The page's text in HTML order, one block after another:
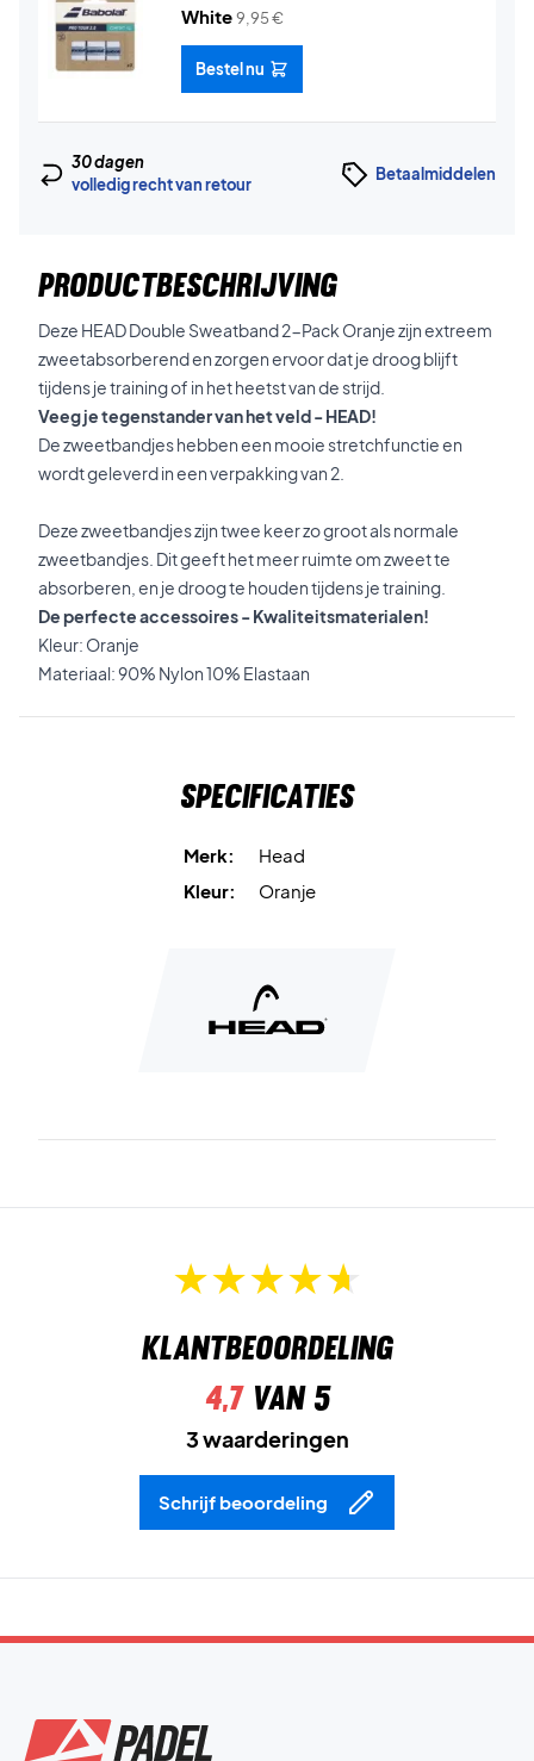
White9,95€
Bestel nu
30 dagen
volledig recht van retour
Betaalmiddelen
PRODUCTBESCHRIJVING
Deze HEAD Double Sweatband 2-Pack Oranje zijn extreem
zweetabsorberend en zorgen ervoor dat je droog blijft
tijdens je training of in het heetst van de strijd.
Veeg je tegenstander van het veld - HEAD!
De zweetbandjes hebben een mooie stretchfunctie en
wordt geleverd in een verpakking van 2.
Deze zweetbandjes zijn twee keer zo groot als normale
zweetbandjes. Dit geeft het meer ruimte om zweet te
absorberen, en je droog te houden tijdens je training.
De perfecte accessoires - Kwaliteitsmaterialen!
Kleur: Oranje
Materiaal: 90% Nylon 10% Elastaan
Specificaties
Merk:
Head
Kleur:
Oranje
Klantbeoordeling
4,7van 5
3 waarderingen
Schrijf beoordeling